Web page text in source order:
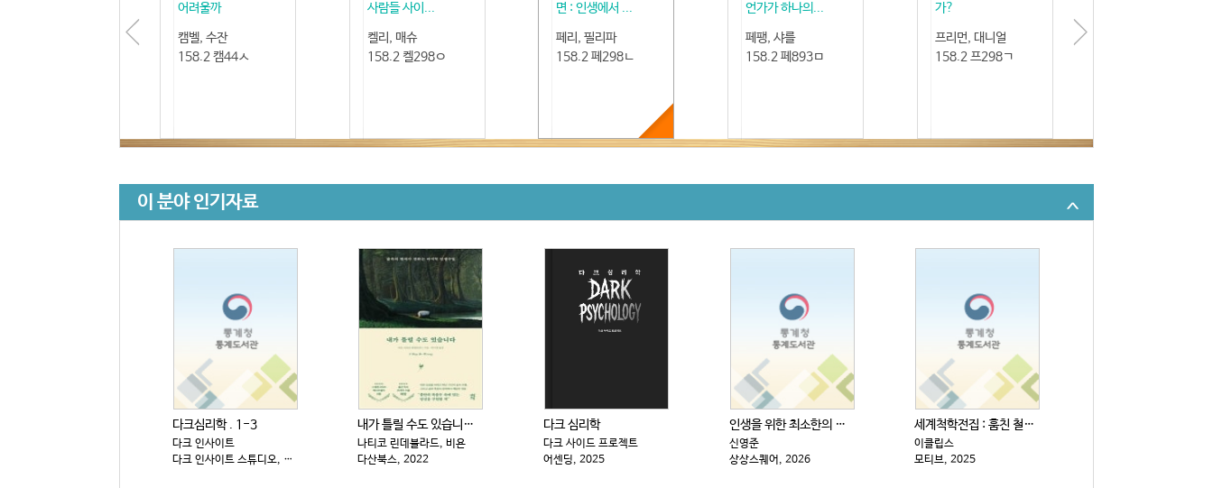
어려울까
캠벨, 수잔
158.2 캠44ㅅ
사람들 사이...
켈리, 매슈
158.2 켈298ㅇ
면 : 인생에서 ...
페리, 필리파
158.2 페298ㄴ
언가가 하나의...
페팽, 샤를
158.2 페893ㅁ
가?
프리먼, 대니얼
158.2 프298ㄱ
이 분야 인기자료
다크심리학 . 1-3
다크 인사이트
다크 인사이트 스튜디오, 2025
내가 틀릴 수도 있습니다 : 숲속의 현자가 전하는 마지...
나티코 린데블라드, 비욘
다산북스, 2022
다크 심리학
다크 사이드 프로젝트
어센딩, 2025
인생을 위한 최소한의 생각
신영준
상상스퀘어, 2026
세계척학전집 : 훔친 철학 편
이클립스
모티브, 2025